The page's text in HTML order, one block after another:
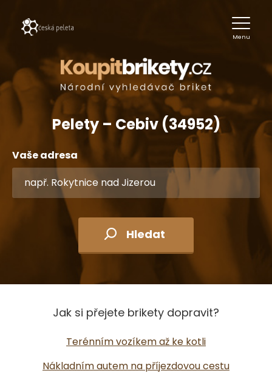
Menu
Pelety – Cebiv (34952)
Vaše adresa
Hledat
Jak si přejete brikety dopravit?
Terénním vozíkem až ke kotli
Nákladním autem na příjezdovou cestu